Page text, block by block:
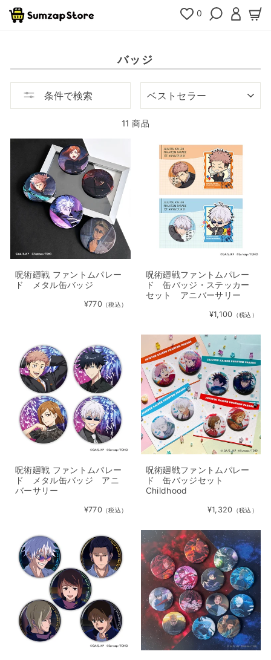
0 検索 ログ
バッジ
条件で検索
ー
11 商品
呪術廻戦 ファントムパレー
ド メタル缶バッジ
¥770 （税込）
呪術廻戦ファントムパレー
ド 缶バッジ・ステッカー
セット アニバーサリー
¥1,100 （税込）
呪術廻戦 ファントムパレー
ド メタル缶バッジ アニ
バーサリー
¥770 （税込）
呪術廻戦ファントムパレー
ド 缶バッジセット
Childhood
¥1,320 （税込）